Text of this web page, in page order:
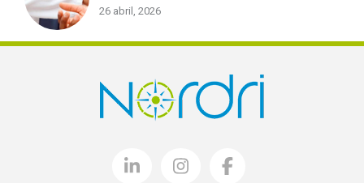
26 abril, 2026